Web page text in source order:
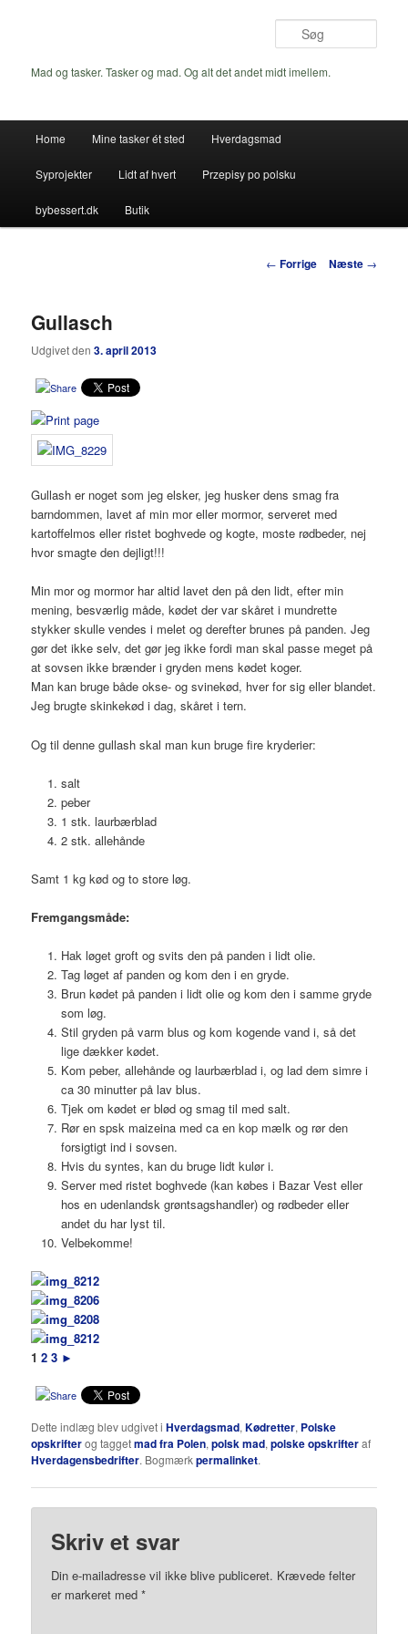
indholdMad og tasker. Tasker og mad. Og alt det andet midt imellem.
Home Mine tasker ét sted Hverdagsmad
Syprojekter Lidt af hvert Przepisy po polsku
bybessert.dk Butik
Indlægsnavigation
← Forrige Næste →
Gullasch
Udgivet den3. april 2013
Gullash er noget som jeg elsker, jeg husker dens smag fra
barndommen, lavet af min mor eller mormor, serveret med
kartoffelmos eller ristet boghvede og kogte, moste rødbeder, nej
hvor smagte den dejligt!!!
Min mor og mormor har altid lavet den på den lidt, efter min
mening, besværlig måde, kødet der var skåret i mundrette
stykker skulle vendes i melet og derefter brunes på panden. Jeg
gør det ikke selv, det gør jeg ikke fordi man skal passe meget på
at sovsen ikke brænder i gryden mens kødet koger.
Man kan bruge både okse- og svinekød, hver for sig eller blandet.
Jeg brugte skinkekød i dag, skåret i tern.
Og til denne gullash skal man kun bruge fire kryderier:
salt
peber
1 stk. laurbærblad
2 stk. allehånde
Samt 1 kg kød og to store løg.
Fremgangsmåde:
Hak løget groft og svits den på panden i lidt olie.
Tag løget af panden og kom den i en gryde.
Brun kødet på panden i lidt olie og kom den i samme gryde
som løg.
Stil gryden på varm blus og kom kogende vand i, så det
lige dækker kødet.
Kom peber, allehånde og laurbærblad i, og lad dem simre i
ca 30 minutter på lav blus.
Tjek om kødet er blød og smag til med salt.
Rør en spsk maizeina med ca en kop mælk og rør den
forsigtigt ind i sovsen.
Hvis du syntes, kan du bruge lidt kulør i.
Server med ristet boghvede (kan købes i Bazar Vest eller
hos en udenlandsk grøntsagshandler) og rødbeder eller
andet du har lyst til.
Velbekomme!
1 2 3 ►
Dette indlæg blev udgivet iHverdagsmad,Kødretter, Polske
opskrifterog taggetmad fra Polen,polsk mad,polske opskrifteraf
Hverdagensbedrifter. Bogmærkpermalinket.
Skriv et svar
Din e-mailadresse vil ikke blive publiceret. Krævede felter
er markeret med*